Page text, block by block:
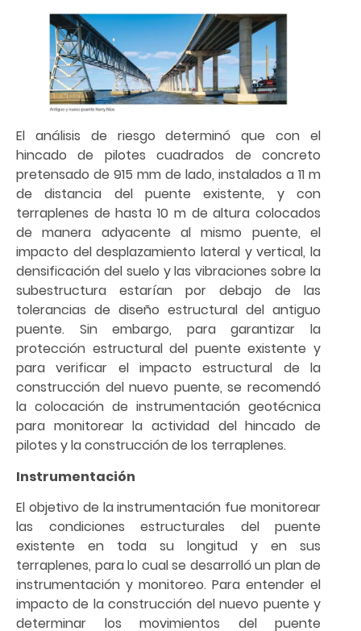
El análisis de riesgo determinó que con el
hincado de pilotes cuadrados de concreto
pretensado de 915 mm de lado, instalados a 11 m
de distancia del puente existente, y con
terraplenes de hasta 10 m de altura colocados
de manera adyacente al mismo puente, el
impacto del desplazamiento lateral y vertical, la
densificación del suelo y las vibraciones sobre la
subestructura estarían por debajo de las
tolerancias de diseño estructural del antiguo
puente. Sin embargo, para garantizar la
protección estructural del puente existente y
para verificar el impacto estructural de la
construcción del nuevo puente, se recomendó
la colocación de instrumentación geotécnica
para monitorear la actividad del hincado de
pilotes y la construcción de los terraplenes.
Instrumentación
El objetivo de la instrumentación fue monitorear
las condiciones estructurales del puente
existente en toda su longitud y en sus
terraplenes, para lo cual se desarrolló un plan de
instrumentación y monitoreo. Para entender el
impacto de la construcción del nuevo puente y
determinar los movimientos del puente